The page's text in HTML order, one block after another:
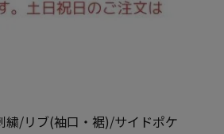
/リブ(袖口・裾)/サイドポケ